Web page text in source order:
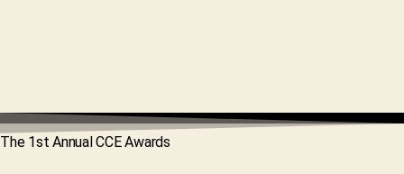
The 1st Annual CCE Awards